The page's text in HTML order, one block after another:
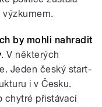
by mohli nahradit
. V některých
Jeden český start-
i v Česku.
chytré přistávací